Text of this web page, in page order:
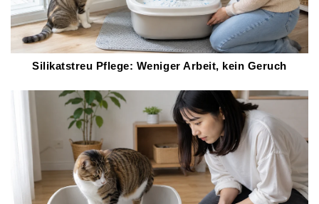
Silikatstreu Pflege: Weniger Arbeit, kein Geruch